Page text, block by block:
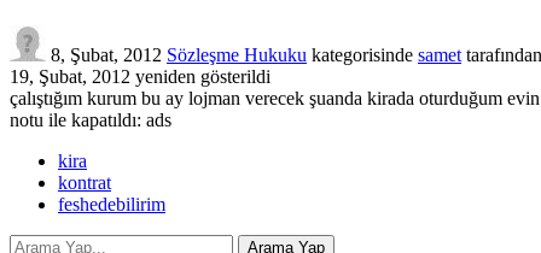
8, Şubat, 2012 Sözleşme Hukuku kategorisinde samet tarafından
19, Şubat, 2012 yeniden gösterildi
çalıştığım kurum bu ay lojman verecek şuanda kirada oturduğum
notu ile kapatıldı: ads
kira
kontrat
feshedebilirim